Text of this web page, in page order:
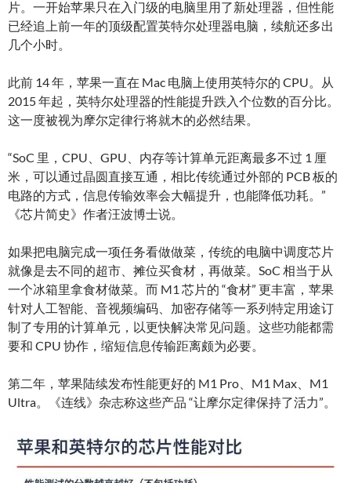
片。一开始苹果只在入门级的电脑里用了新处理器，但性能
已经追上前一年的顶级配置英特尔处理器电脑，续航还多出
几个小时。
此前 14 年，苹果一直在 Mac 电脑上使用英特尔的 CPU。从
2015 年起，英特尔处理器的性能提升跌入个位数的百分比。
这一度被视为摩尔定律行将就木的必然结果。
“SoC 里，CPU、GPU、内存等计算单元距离最多不过 1 厘
米，可以通过晶圆直接互通，相比传统通过外部的 PCB 板的
电路的方式，信息传输效率会大幅提升，也能降低功耗。”
《芯片简史》作者汪波博士说。
如果把电脑完成一项任务看做做菜，传统的电脑中调度芯片
就像是去不同的超市、摊位买食材，再做菜。SoC 相当于从
一个冰箱里拿食材做菜。而 M1 芯片的 “食材” 更丰富，苹果
针对人工智能、音视频编码、加密存储等一系列特定用途订
制了专用的计算单元，以更快解决常见问题。这些功能都需
要和 CPU 协作，缩短信息传输距离颇为必要。
第二年，苹果陆续发布性能更好的 M1 Pro、M1 Max、M1
Ultra。《连线》杂志称这些产品 “让摩尔定律保持了活力”。